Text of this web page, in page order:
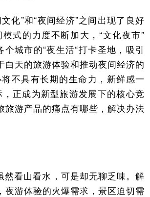
化”和“夜间经济”之间出现了良好
式的力度不断加大，“文化夜市”
城市的“夜生活“打卡圣地，吸引
天的旅游体验和推动夜间经济的
不具有长期的生命力，新鲜感一
正成为新型旅游发展下的核心竞
游产品的痛点有哪些，解决办法
看山看水，可是却无聊乏味。解
游体验的火爆需求，景区迫切需